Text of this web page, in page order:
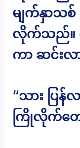
မျက်နှာ
လိုက်သည်။
ကာ ဆင်း
“သား ပြန်
ကြိုလိုက်တေ